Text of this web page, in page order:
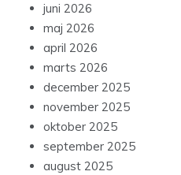
juni 2026
maj 2026
april 2026
marts 2026
december 2025
november 2025
oktober 2025
september 2025
august 2025